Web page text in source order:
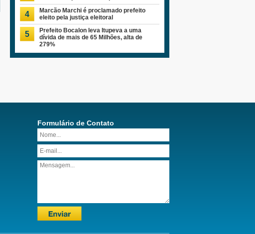
4
Marcão Marchi é proclamado prefeito
eleito pela justiça eleitoral
5
Prefeito Bocalon leva Itupeva a uma
dívida de mais de 65 Milhões, alta de
279%
Formulário de Contato